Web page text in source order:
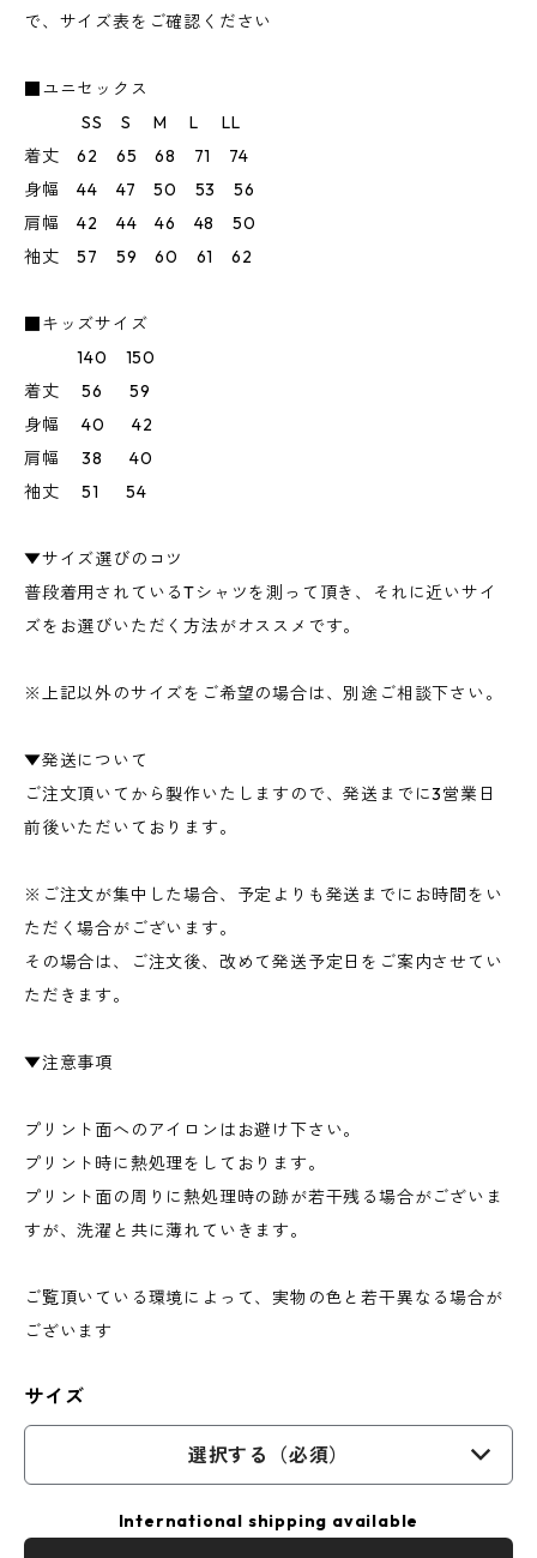
で、サイズ表をご確認ください
■ユニセックス
SS S M L LL
着丈 62 65 68 71 74
身幅 44 47 50 53 56
肩幅 42 44 46 48 50
袖丈 57 59 60 61 62
■キッズサイズ
140 150
着丈 56 59
身幅 40 42
肩幅 38 40
袖丈 51 54
▼サイズ選びのコツ
普段着用されているTシャツを測って頂き、それに近いサイ
ズをお選びいただく方法がオススメです。
※上記以外のサイズをご希望の場合は、別途ご相談下さい。
▼発送について
ご注文頂いてから製作いたしますので、発送までに3営業日
前後いただいております。
※ご注文が集中した場合、予定よりも発送までにお時間をい
ただく場合がございます。
その場合は、ご注文後、改めて発送予定日をご案内させてい
ただきます。
▼注意事項
プリント面へのアイロンはお避け下さい。
プリント時に熱処理をしております。
プリント面の周りに熱処理時の跡が若干残る場合がございま
すが、洗濯と共に薄れていきます。
ご覧頂いている環境によって、実物の色と若干異なる場合が
ございます
サイズ
選択する（必須）
International shipping available